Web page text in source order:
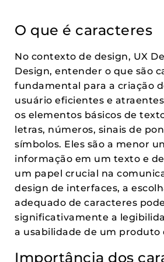
O que é caracteres
No contexto de design, UX
Design, entender o que são
fundamental para a criação
usuário eficientes e
os elementos básicos de
letras, números, sinais de
símbolos. Eles são a menor
informação em um texto e
um papel crucial na
design de interfaces, a
adequado de caracteres
significativamente a
a usabilidade de um produto
Importância dos